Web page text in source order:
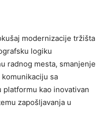
modernizacije tržišta
logiku
radnog mesta, smanjenje
sa
kao inovativan
zapošljavanja u